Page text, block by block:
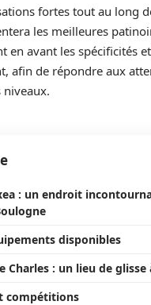
fortes tout au long
les meilleures
en avant les spécificités
afin de répondre aux
niveaux.
: un endroit
disponibles
Charles : un lieu de glisse
compétitions